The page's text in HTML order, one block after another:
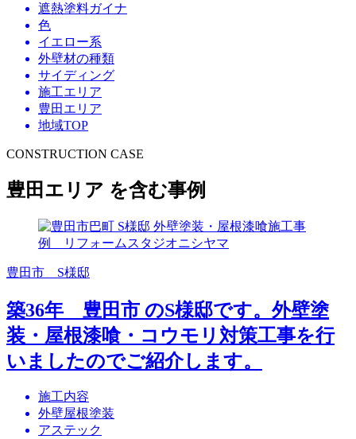
遮熱塗料ガイナ
色
イエロー系
外壁材の種類
サイディング
施工エリア
豊田エリア
地域TOP
CONSTRUCTION CASE
豊田エリア を含む事例
豊田市 S様邸
築36年 豊田市 のS様邸です。外壁塗
装・屋根漆喰・コウモリ対策工事を行
いましたのでご紹介します。
施工内容
外壁屋根塗装
アステック